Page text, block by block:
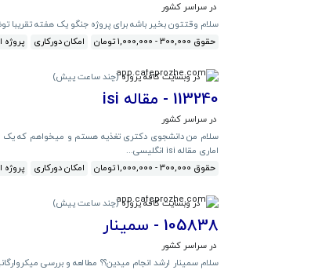
در سراسر کشور
سلام وقتتون بخیر باشه برای پروژه جنگو یک هفته تقریبا توضیحات در ویس . 4 روز
حقوق 300,000 - 1,000,000 تومان
امکان دورکاری پروژه
در وبسایت کافه پروژه (چند ساعت پیش)
113240 - مقاله isi
در سراسر کشور
سلام من دانشجوی دکتری تغذیه هستم و میخواهم که یک
اماری مقاله isi انگلیسی...
حقوق 300,000 - 1,000,000 تومان
امکان دورکاری پروژه
در وبسایت کافه پروژه (چند ساعت پیش)
105838 - سمینار
در سراسر کشور
سلام سمینار ارشد انجام میدین؟؟ مطالعه و بررسی